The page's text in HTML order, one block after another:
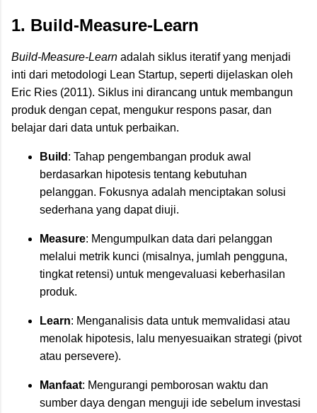
1. Build-Measure-Learn
Build-Measure-Learn adalah siklus iteratif yang menjadi
inti dari metodologi Lean Startup, seperti dijelaskan oleh
Eric Ries (2011). Siklus ini dirancang untuk membangun
produk dengan cepat, mengukur respons pasar, dan
belajar dari data untuk perbaikan.
Build : Tahap pengembangan produk awal
berdasarkan hipotesis tentang kebutuhan
pelanggan. Fokusnya adalah menciptakan solusi
sederhana yang dapat diuji.
Measure: Mengumpulkan data dari pelanggan
melalui metrik kunci (misalnya, jumlah pengguna,
tingkat retensi) untuk mengevaluasi keberhasilan
produk.
Learn: Menganalisis data untuk memvalidasi atau
menolak hipotesis, lalu menyesuaikan strategi (pivot
atau persevere).
Manfaat: Mengurangi pemborosan waktu dan
sumber daya dengan menguji ide sebelum investasi